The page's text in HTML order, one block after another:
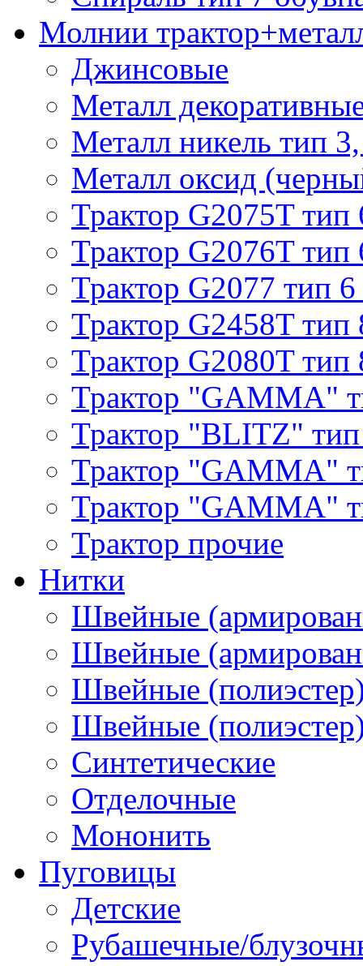
Молнии
Джинсовые
Металл
Металл никель тип
Металл оксид
Трактор G2075T тип
Трактор G2076T тип
Трактор G2077 тип 6
Трактор G2458T тип
Трактор G2080T тип
Трактор "GAMMA"
Трактор "BLITZ"
Трактор "GAMMA"
Трактор "GAMMA"
Трактор прочие
Нитки
Швейные
Швейные
Швейные
Швейные
Синтетические
Отделочные
Мононить
Пуговицы
Детские
Рубашечные/